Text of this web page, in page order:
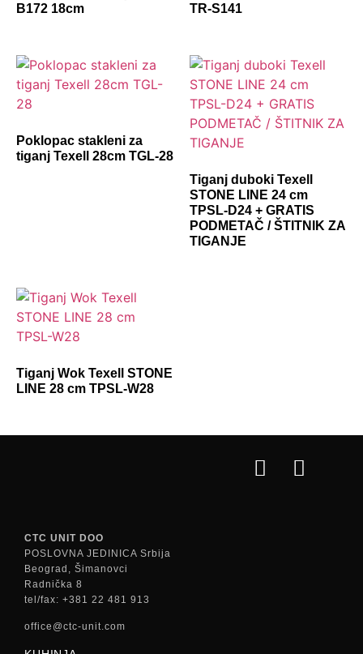
B172 18cm
TR-S141
Poklopac stakleni za
tiganj Texell 28cm TGL-28
Tiganj duboki Texell
STONE LINE 24 cm
TPSL-D24 + GRATIS
PODMETAČ / ŠTITNIK ZA
TIGANJE
Tiganj Wok Texell STONE
LINE 28 cm TPSL-W28
CTC UNIT DOO
POSLOVNA JEDINICA Srbija
Beograd, Šimanovci
Radnička 8
tel/fax: +381 22 481 913
office@ctc-unit.com